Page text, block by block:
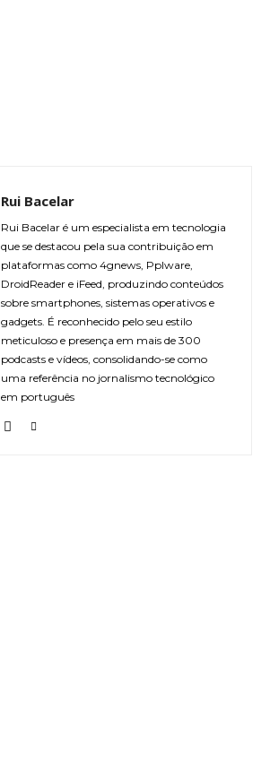
Rui Bacelar
Rui Bacelar é um especialista em tecnologia
que se destacou pela sua contribuição em
plataformas como 4gnews, Pplware,
DroidReader e iFeed, produzindo conteúdos
sobre smartphones, sistemas operativos e
gadgets. É reconhecido pelo seu estilo
meticuloso e presença em mais de 300
podcasts e vídeos, consolidando-se como
uma referência no jornalismo tecnológico
em português